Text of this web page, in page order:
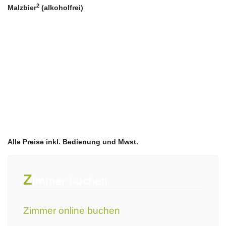
Malzbier2 (alkoholfrei)
Alle Preise inkl. Bedienung und Mwst.
Z
Zimmer online buchen